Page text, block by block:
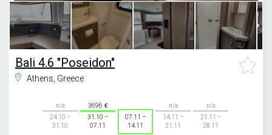
Bali 4.6 "Poseidon"
Athens, Greece
n/a
24.10 –
31.10
3696
31.10 –
07.11
07.11 –
14.11
n/a
14.11 –
21.11
n/a
21.11 –
28.11